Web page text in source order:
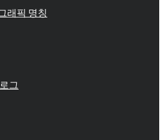
래픽 명칭
그